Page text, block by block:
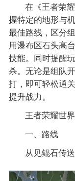
在《王者荣
握特定的地形与
最佳路线，区分
用瀑布区石头高
技能。同时提醒
杀。无论是组队
打，即可轻松通
提升战力。
王者荣耀世
一、路线
从见鲲石传